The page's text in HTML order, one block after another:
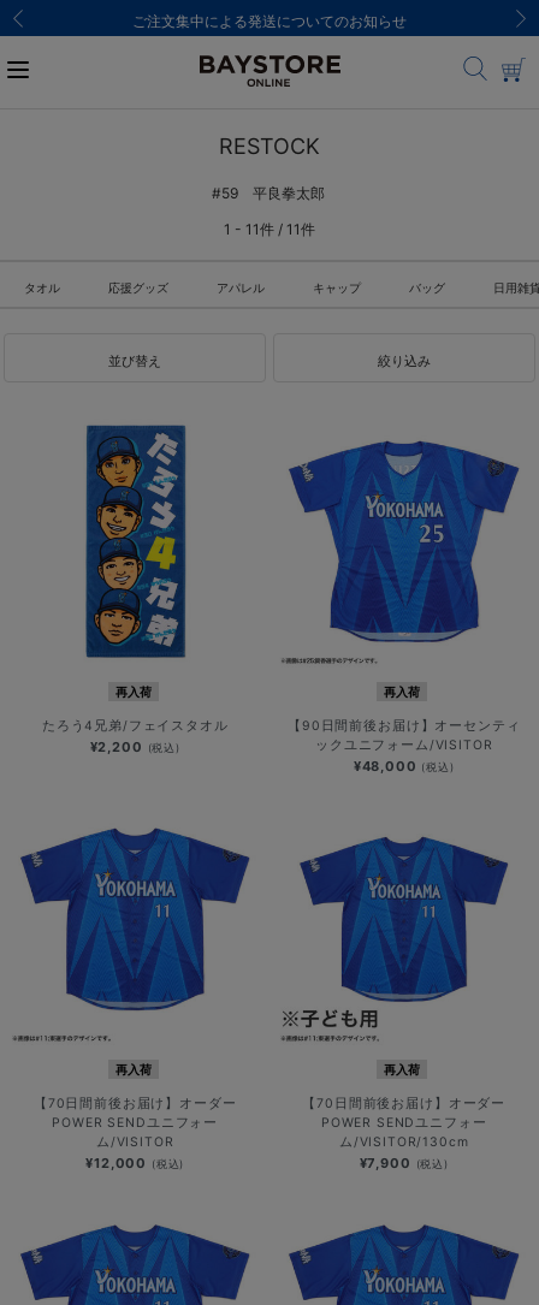
ご注文集中による発送についてのお知らせ
RESTOCK
#59 平良拳太郎
1 - 11件 / 11件
タオル 応援グッズ アパレル キャップ バッグ 日用雑
並び替え 絞り込み
再入荷
たろう4兄弟/フェイスタオル
¥2,200 (税込)
再入荷
【90日間前後お届け】オーセンティ
ックユニフォーム/VISITOR
¥48,000 (税込)
再入荷
【70日間前後お届け】オーダー
POWER SENDユニフォー
ム/VISITOR
¥12,000 (税込)
再入荷
【70日間前後お届け】オーダー
POWER SENDユニフォー
ム/VISITOR/130cm
¥7,900 (税込)